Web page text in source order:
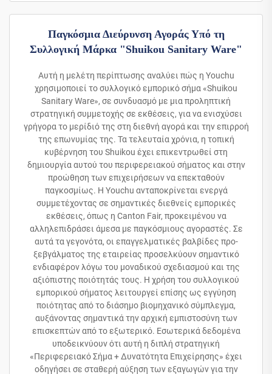
Παγκόσμια Διεύρυνση Αγοράς Υπό τη
Συλλογική Μάρκα "Shuikou Sanitary Ware"
Αυτή η μελέτη περίπτωσης αναλύει πώς η Youchu
χρησιμοποιεί το συλλογικό εμπορικό σήμα «Shuikou
Sanitary Ware», σε συνδυασμό με μια προληπτική
στρατηγική συμμετοχής σε εκθέσεις, για να ενισχύσει
γρήγορα το μερίδιό της στη διεθνή αγορά και την επιρροή
της επωνυμίας της. Τα τελευταία χρόνια, η τοπική
κυβέρνηση του Shuikou έχει επικεντρωθεί στη
δημιουργία αυτού του περιφερειακού σήματος και στην
προώθηση των επιχειρήσεων να επεκταθούν
παγκοσμίως. Η Youchu ανταποκρίνεται ενεργά
συμμετέχοντας σε σημαντικές διεθνείς εμπορικές
εκθέσεις, όπως η Canton Fair, προκειμένου να
αλληλεπιδράσει άμεσα με παγκόσμιους αγοραστές. Σε
αυτά τα γεγονότα, οι επαγγελματικές βαλβίδες προ-
ξεβγάλματος της εταιρείας προσελκύουν σημαντικό
ενδιαφέρον λόγω του μοναδικού σχεδιασμού και της
αξιόπιστης ποιότητάς τους. Η χρήση του συλλογικού
εμπορικού σήματος λειτουργεί επίσης ως εγγύηση
ποιότητας από το διάσημο βιομηχανικό σύμπλεγμα,
αυξάνοντας σημαντικά την αρχική εμπιστοσύνη των
επισκεπτών από το εξωτερικό. Εσωτερικά δεδομένα
υποδεικνύουν ότι αυτή η διπλή στρατηγική
«Περιφερειακό Σήμα + Δυνατότητα Επιχείρησης» έχει
οδηγήσει σε σταθερή αύξηση των εξαγωγών για την